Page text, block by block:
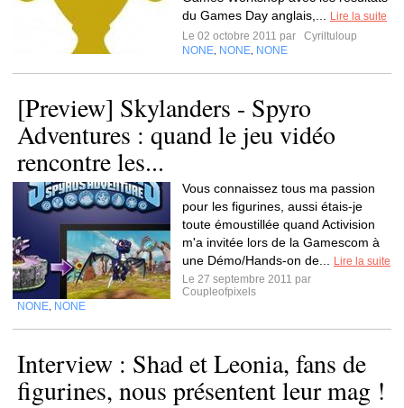
du Games Day anglais,...
Lire la suite
Le 02 octobre 2011 par
Cyriltuloup
NONE NONE NONE
[Preview] Skylanders - Spyro
Adventures : quand le jeu vidéo
rencontre les...
Vous connaissez tous ma passion
pour les figurines, aussi étais-je
toute émoustillée quand Activision
m'a invitée lors de la Gamescom à
une Démo/Hands-on de...
Lire la suite
Le 27 septembre 2011 par
Coupleofpixels
NONE NONE
Interview : Shad et Leonia, fans de
figurines, nous présentent leur mag !